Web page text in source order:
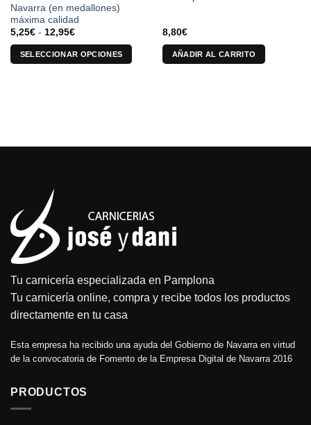
producto
Navarra (en medallones)
máxima calidad
5,25€ - 12,95€Rango
precios:
desde
SELECCIONAR OPCIONES
en
la
página
de
producto
8,80€
AÑADIR AL CARRITO
Tu carnicería especializada en Pamplona
Tu carnicería online, compra y recibe todos los productos
directamente en tu casa
Esta empresa ha recibido una ayuda del Gobierno de Navarra en virtud
de la convocatoria de Fomento de la Empresa Digital de Navarra 2016
PRODUCTOS